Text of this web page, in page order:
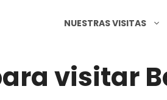
NUESTRAS VISITAS
visitar